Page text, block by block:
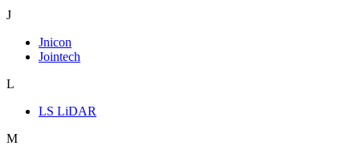
J
Jnicon
Jointech
L
LS LiDAR
M